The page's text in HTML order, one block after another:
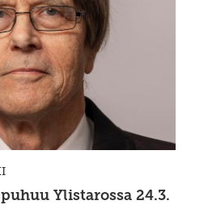
Ylistarossa 24.3.